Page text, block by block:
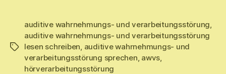
Schlagwörter
auditive wahrnehmungs- und verarbeitungsstörung,
auditive wahrnehmungs- und verarbeitungsstörung
lesen schreiben, auditive wahrnehmungs- und
verarbeitungsstörung sprechen, awvs,
hörverarbeitungsstörung